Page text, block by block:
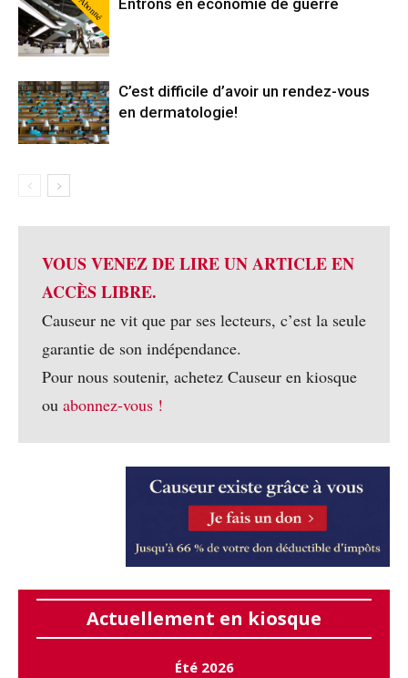
Abonné Entrons en économie de guerre
C’est difficile d’avoir un rendez-vous
en dermatologie!
VOUS VENEZ DE LIRE UN ARTICLE EN
ACCÈS LIBRE.
Causeur ne vit que par ses lecteurs, c’est la seule
garantie de son indépendance.
Pour nous soutenir, achetez Causeur en kiosque
ou abonnez-vous !
Actuellement en kiosque
Été 2026